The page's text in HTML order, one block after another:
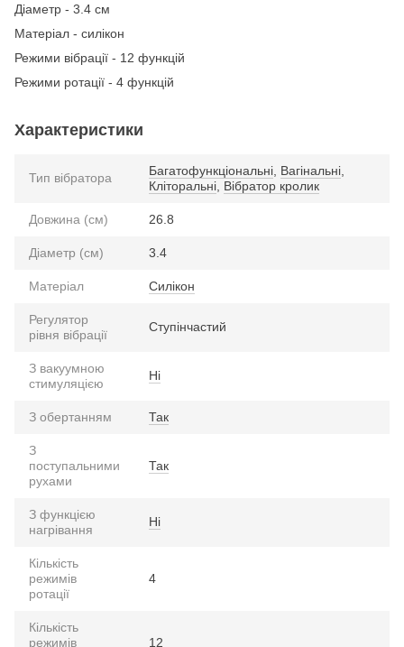
Діаметр - 3.4 см
Матеріал - силікон
Режими вібрації - 12 функцій
Режими ротації - 4 функцій
Характеристики
Тип вібратора Багатофункціональні Вагінальні
Кліторальні Вібратор кролик
Довжина (см) 26.8
Діаметр (см) 3.4
Матеріал Силікон
Регулятор
рівня вібрації
Ступінчастий
З вакуумною
стимуляцією
Ні
З обертанням Так
З
поступальними
рухами
Так
З функцією
нагрівання
Ні
Кількість
режимів
ротації
4
Кількість
режимів
12